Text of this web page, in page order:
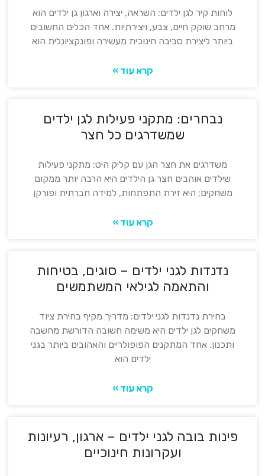
לוחות קיר לגן ילדים: השראה, יצירה וארגון גן ילדים הוא
מרחב שוקק חיים, צבע, ויצירתיות. אחד הכלים החשובים
ביותר ליצירת סביבה חינוכית מעשירה ופונקציונלית הוא
קרא עוד »
נבחרים: מתקני פעילות לגן ילדים
שמשדרגים כל חצר
משדרגים את חצר הגן עם קליק היט: מתקני פעילות
שילדים אוהבים חצר גן הילדים היא הרבה יותר ממקום
משחקים; היא זירת התפתחות, למידה חברתית ופורקן
קרא עוד »
נדנדות לגני ילדים – סוגים, בטיחות
והתאמה לגילאי המשתמשים
בחירת נדנדות לגני ילדים: מדריך מקיף בחירת ציוד
משחקים לגן ילדים היא משימה חשובה הדורשת מחשבה
ותכנון. אחד המתקנים הפופולריים והאהובים ביותר בגני
ילדים הוא
קרא עוד »
פינות בובה לגני ילדים – ארגון, רעיונות
ועקרונות חינוכיים